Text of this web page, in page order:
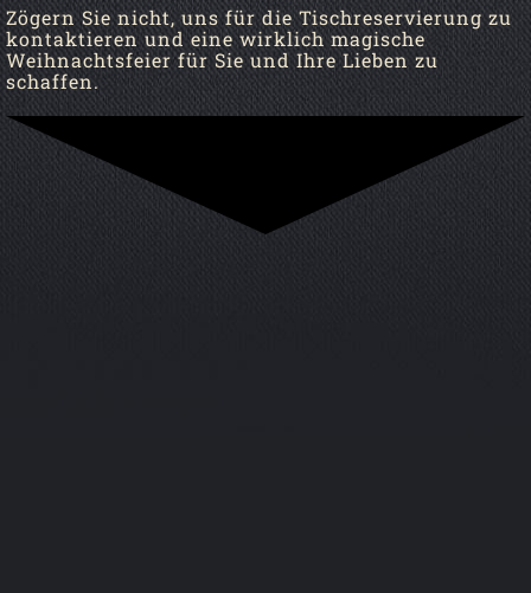
Zögern Sie nicht, uns für die Tischreservierung zu
kontaktieren und eine wirklich magische
Weihnachtsfeier für Sie und Ihre Lieben zu
schaffen.